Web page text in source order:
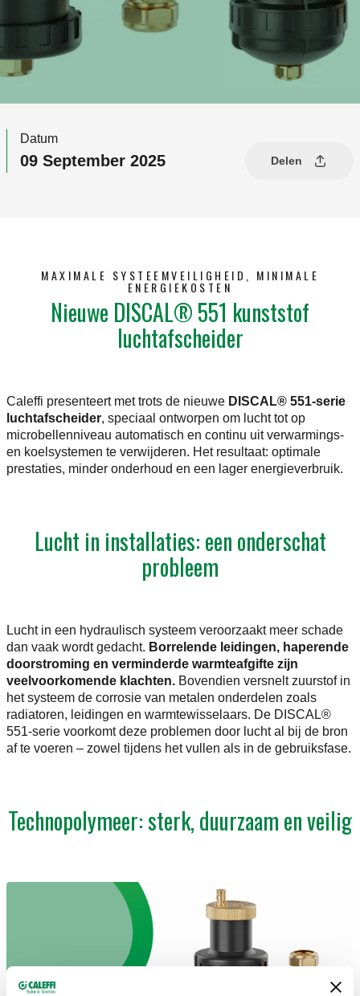
Datum
09 September 2025 Delen
MAXIMALE SYSTEEMVEILIGHEID, MINIMALE
ENERGIEKOSTEN
Nieuwe DISCAL® 551 kunststof
luchtafscheider
Caleffi presenteert met trots de nieuwe DISCAL® 551-serie
luchtafscheider, speciaal ontworpen om lucht tot op
microbellenniveau automatisch en continu uit verwarmings-
en koelsystemen te verwijderen. Het resultaat: optimale
prestaties, minder onderhoud en een lager energieverbruik.
Lucht in installaties: een onderschat
probleem
Lucht in een hydraulisch systeem veroorzaakt meer schade
dan vaak wordt gedacht. Borrelende leidingen, haperende
doorstroming en verminderde warmteafgifte zijn
veelvoorkomende klachten. Bovendien versnelt zuurstof in
het systeem de corrosie van metalen onderdelen zoals
radiatoren, leidingen en warmtewisselaars. De DISCAL®
551-serie voorkomt deze problemen door lucht al bij de bron
af te voeren – zowel tijdens het vullen als in de gebruiksfase.
Technopolymeer: sterk, duurzaam en veilig